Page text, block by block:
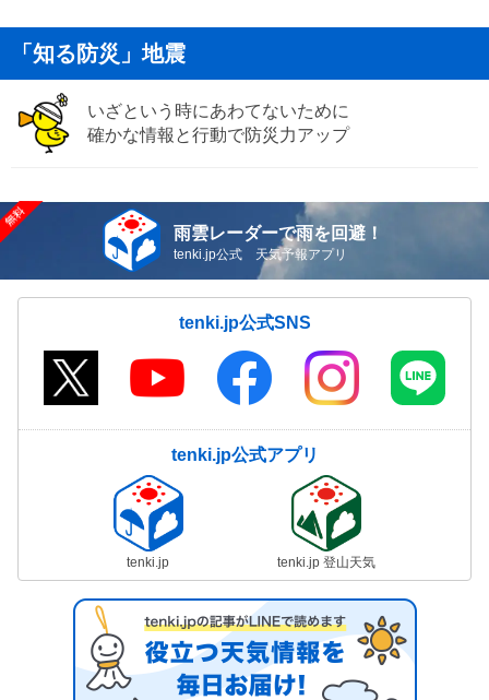
「知る防災」地震
いざという時にあわてないために
確かな情報と行動で防災力アップ
雨雲レーダーで雨を回避！
tenki.jp公式 天気予報アプリ
tenki.jp公式SNS
tenki.jp公式アプリ
tenki.jp tenki.jp 登山天気